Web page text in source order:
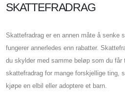
SKATTEFRADRAG
Skattefradrag er en annen måte å senke
fungerer annerledes enn rabatter.
du skylder med samme beløp som du får
skattefradrag for mange forskjellige ting,
kjøpe en elbil eller adoptere et barn.